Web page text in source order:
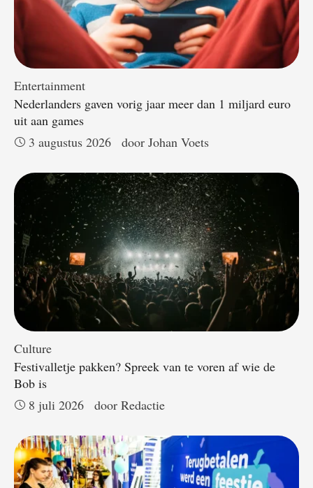
Entertainment
Nederlanders gaven vorig jaar meer dan 1 miljard euro
uit aan games
3 augustus 2026
door Johan Voets
Culture
Festivalletje pakken? Spreek van te voren af wie de
Bob is
8 juli 2026
door Redactie